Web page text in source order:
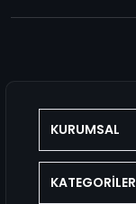
KURUMSAL
KATEGORİLER